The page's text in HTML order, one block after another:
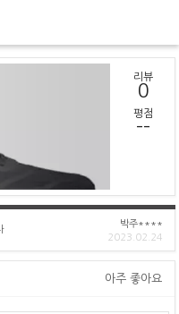
리뷰
0
평점
--
박주****
2023.02.24
아주 좋아요